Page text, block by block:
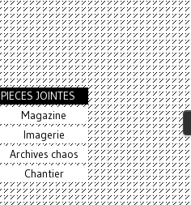
PIECES JOINTES
Magazine
Imagerie
Archives chaos
Chantier